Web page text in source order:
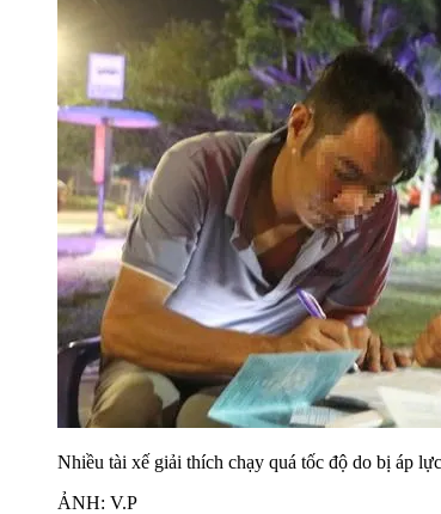
Nhiều tài xế giải thích chạy quá tốc độ do bị áp
ẢNH: V.P